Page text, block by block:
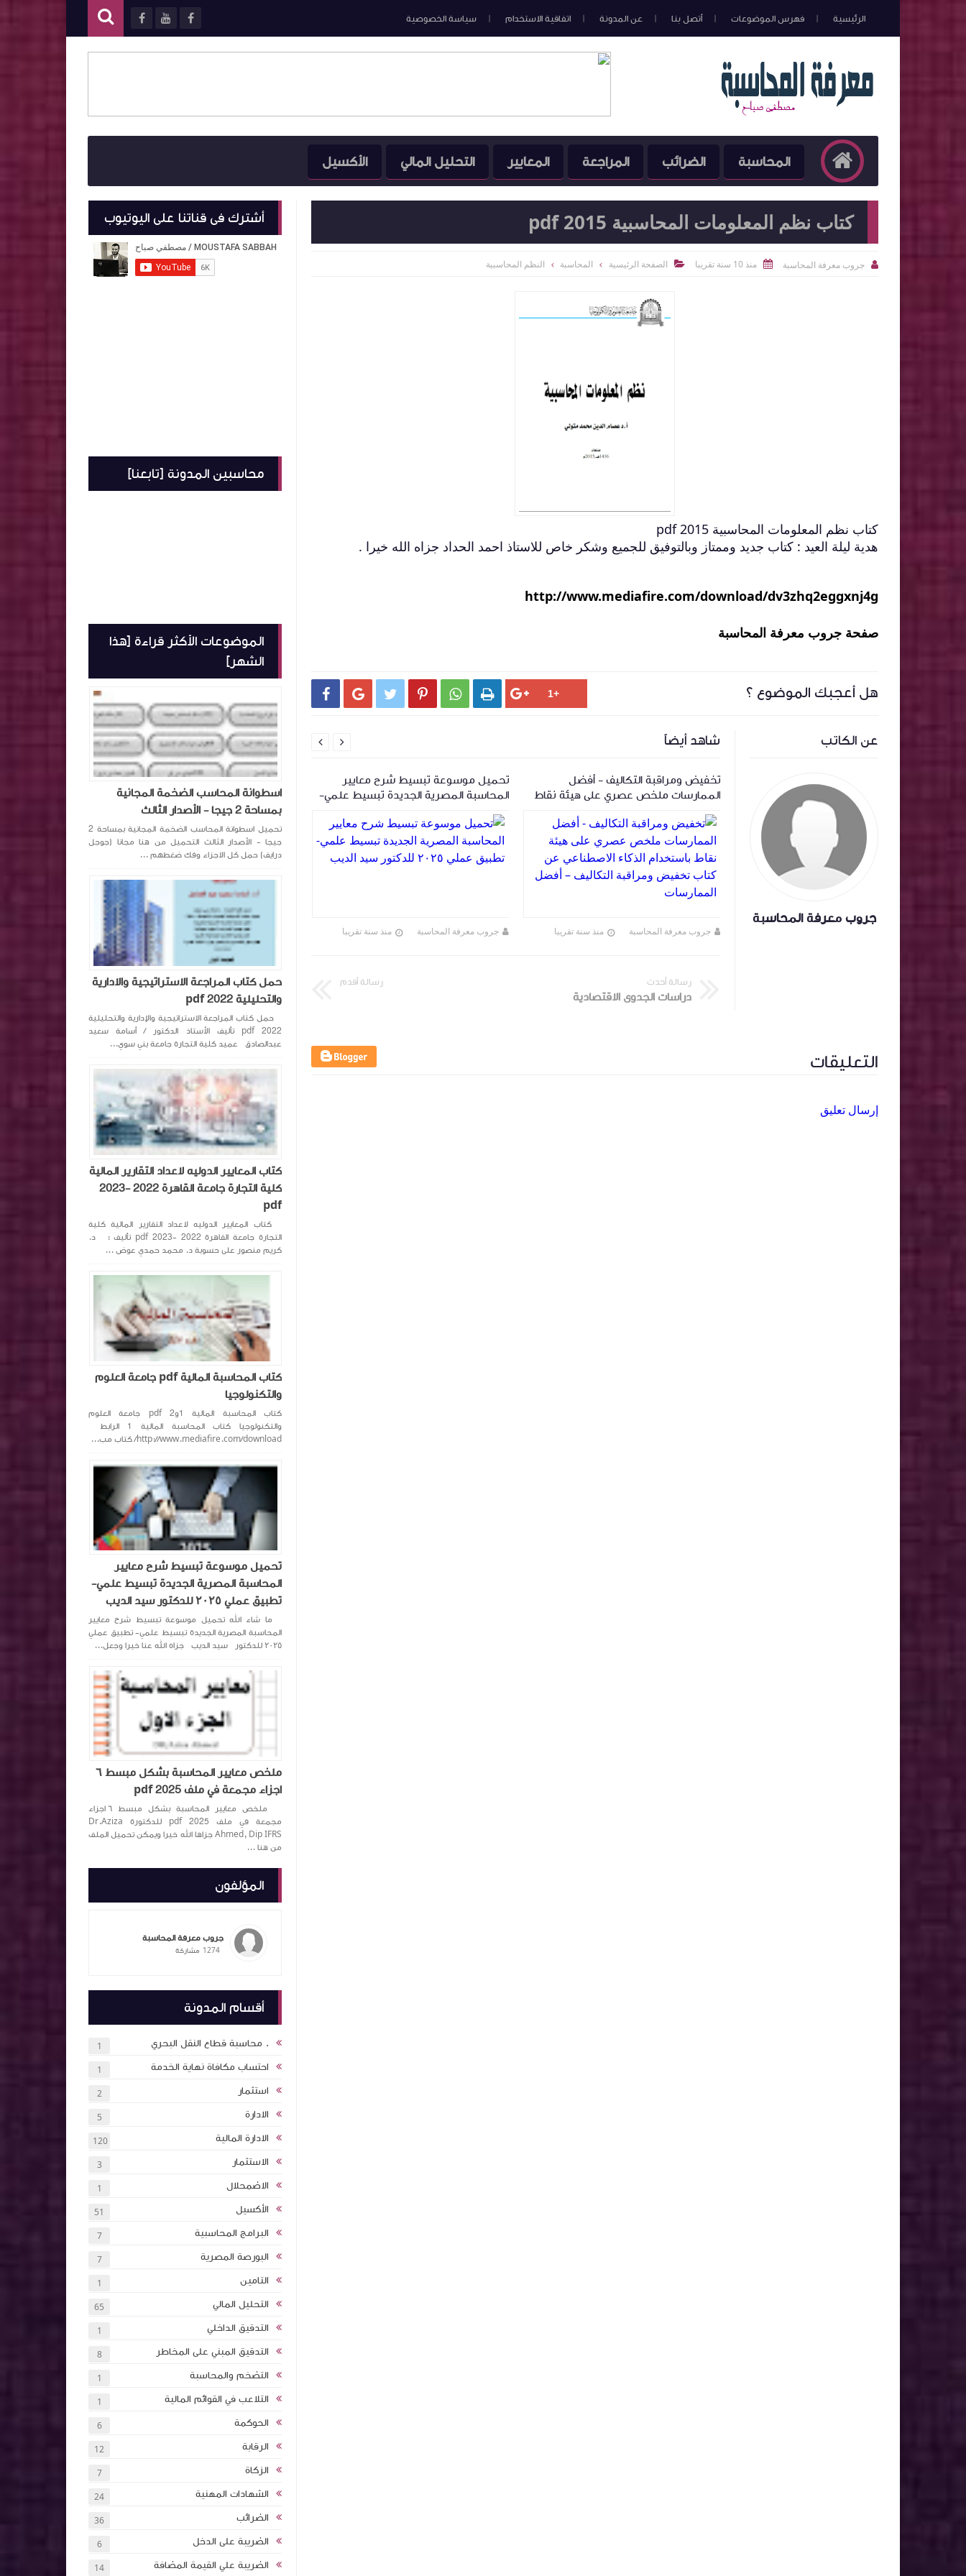
الرئيسية فهرس الموضوعات أتصل بنا عن المدونة اتفاقية الاستخدام سياسة الخصوصية
المحاسبة الضرائب المراجعة المعايير التحليل المالي الأكسيل
كتاب نظم المعلومات المحاسبية 2015 pdf
 جروب معرفة المحاسبة  منذ 10 سنة تقريبا  الصفحة الرئيسية المحاسبة النظم المحاسبية
كتاب نظم المعلومات المحاسبية 2015 pdf
هدية ليلة العيد : كتاب جديد وممتاز وبالتوفيق للجميع وشكر خاص للاستاذ احمد الحداد جزاه الله خيرا .
http://www.mediafire.com/download/dv3zhq2eggxnj4g
صفحة جروب معرفة المحاسبة
هل أعجبك الموضوع ؟      
عن الكاتب
جروب معرفة المحاسبة
شاهد أيضاً
‏المعالجة المحاسبية لاسهم المنحة وتأثيرها
على سعر السهم .
تخفيض ومراقبة التكاليف - أفضل
الممارسات ملخص عصري على هيئة نقاط
باستخدام الذكاء الاصطناعي عن كتاب
تخفيض ومراقبة التكاليف – أفضل
الممارسات
جروب معرفة المحاسبة منذ سنة تقريبا
تحميل موسوعة تبسيط شرح معايير
المحاسبة المصرية الجديدة تبسيط علمي-
تطبيق عملي ٢٠٢٥ للدكتور سيد الديب
جروب معرفة المحاسبة منذ سنة تقريبا
ملخص معايير المحاسبة بشكل مبسط ٦
اجزاء مجمعة في ملف pdf 2025
جروب معرفة المحاسبة منذ سنة تقريبا


رسالة أحدث
دراسات الجدوى الاقتصادية
رسالة أقدم
التعليقات
إرسال تعليق
أشترك فى قناتنا على اليوتيوب
محاسبين المدونة [تابعنا]
الموضوعات الأكثر قراءة [هذا
الشهر]
اسطوانة المحاسب الضخمة المجانية
بمساحة 2 جيجا - الأصدار الثالث
تحميل اسطوانة المحاسب الضخمة المجانية بمساحة 2
جيجا - الأصدار الثالث التحميل من هنا مجانا (جوجل
درايف) حمل كل الاجزاء وفك ضغطهم ...
حمل كتاب المراجعة الاستراتيجية والادارية
والتحليلية pdf 2022
حمل كتاب المراجعة الاستراتيجية والإدارية والتحليلية
pdf 2022 تأليف الأستاذ الدكتور / أسامة سعيد
عبدالصادق عميد كلية التجارة جامعة بني سوي...
كتاب المعايير الدوليه لاعداد التقارير المالية
كلية التجارة جامعة القاهرة 2022 -2023
pdf
كتاب المعايير الدوليه لاعداد التقارير المالية كلية
التجارة جامعة القاهرة 2022 -2023 pdf تأليف : د.
كريم منصور على حسوبة د. محمد حمدي عوض ...
كتاب المحاسبة المالية pdf جامعة العلوم
والتكنولوجيا
كتاب المحاسبة المالية 1و2 pdf جامعة العلوم
والتكنولوجيا كتاب المحاسبة المالية 1 الرابط
http://www.mediafire.com/download/ كتاب مب...
تحميل موسوعة تبسيط شرح معايير
المحاسبة المصرية الجديدة تبسيط علمي-
تطبيق عملي ٢٠٢٥ للدكتور سيد الديب
ما شاء الله تحميل موسوعة تبسيط شرح معايير
المحاسبة المصرية الجديدة تبسيط علمي- تطبيق عملي
٢٠٢٥ للدكتور سيد الديب جزاه الله عنا خيرا وجعل...
ملخص معايير المحاسبة بشكل مبسط ٦
اجزاء مجمعة في ملف pdf 2025
ملخص معايير المحاسبة بشكل مبسط ٦ اجزاء
مجمعة في ملف pdf 2025 للدكتورة ‏Dr.Aziza
Ahmed, Dip IFRS‏ جزاها الله خيرا ويمكن تحميل الملف
من هنا ...
المؤلفون
جروب معرفة المحاسبة
1274 مشاركة
أقسام المدونة
. محاسبة قطاع النقل البحري 1
احتساب مكافاة نهاية الخدمة 1
استثمار 2
الادارة 5
الادارة المالية 120
الاستثمار 3
الاضمحلال 1
الأكسيل 51
البرامج المحاسبية 7
البورصة المصرية 7
التامين 1
التحليل المالي 65
التدقيق الداخلي 1
التدقيق المبني على المخاطر 8
التضخم والمحاسبة 1
التلاعب في القوائم المالية 1
الحوكمة 6
الرقابة 12
الزكاة 7
الشهادات المهنية 24
الضرائب 36
الضريبة على الدخل 6
الضريبة علي القيمة المضافة 14